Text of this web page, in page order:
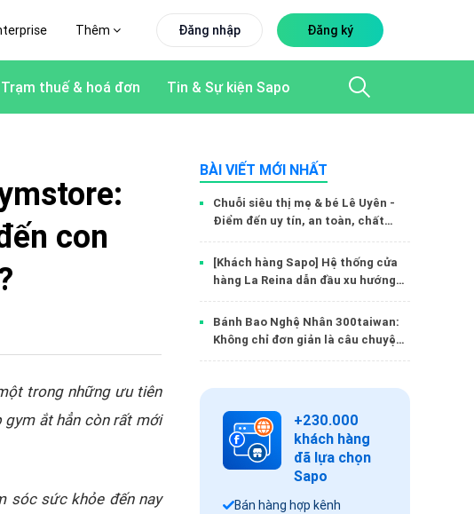
Thêm Đăng nhập Đăng ký
Trạm thuế & hoá đơn Tin & Sự kiện Sapo
BÀI VIẾT MỚI NHẤT
Chuỗi siêu thị mẹ & bé Lê Uyên -
Điểm đến uy tín, an toàn, chất
lượng cho con yêu
[Khách hàng Sapo] Hệ thống cửa
hàng La Reina dẫn đầu xu hướng
thời trang dành cho phái đẹp
Bánh Bao Nghệ Nhân 300taiwan:
Không chỉ đơn giản là câu chuyện
kinh doanh…
+230.000
khách hàng
đã lựa chọn
Sapo
Bán hàng hợp kênh
con
trong những ưu tiên
ắt hẳn còn rất mới
sóc sức khỏe đến nay